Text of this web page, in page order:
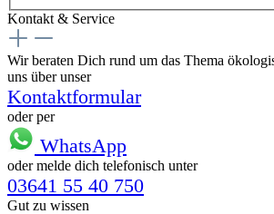
Kontakt & Service
Wir beraten Dich rund um das Thema
uns über unser
Kontaktformular
oder per
WhatsApp
oder melde dich telefonisch unter
03641 55 40 750
Gut zu wissen